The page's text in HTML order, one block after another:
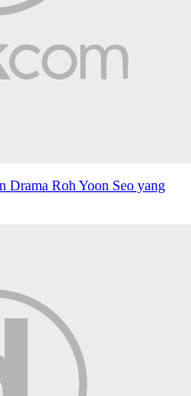
Drama Roh Yoon Seo yang